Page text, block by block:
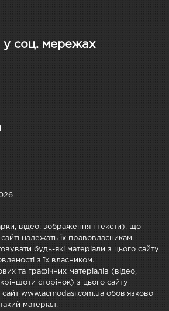
у соц. мережах
відео, зображення і тексти), що
належать їх правовласникам.
будь-які матеріали з цього сайту
з їх власником.
та графічних матеріалів (відео,
сторінок) з цього сайту
www.acmodasi.com.ua обов'язково
матеріал.